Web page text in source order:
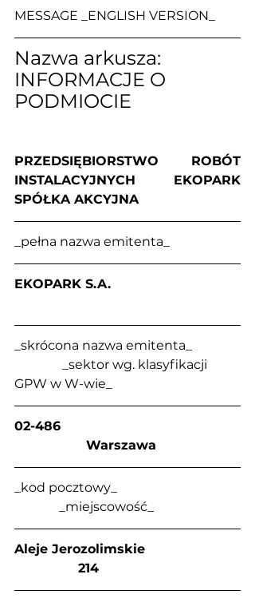
MESSAGE _ENGLISH VERSION_
Nazwa arkusza:
INFORMACJE O
PODMIOCIE
PRZEDSIĘBIORSTWO ROBÓT
INSTALACYJNYCH EKOPARK
SPÓŁKA AKCYJNA
_pełna nazwa emitenta_
EKOPARK S.A.
_skrócona nazwa emitenta_
               _sektor wg. klasyfikacji
GPW w W-wie_
02-486
                  Warszawa
_kod pocztowy_
              _miejscowość_
Aleje Jerozolimskie
                214